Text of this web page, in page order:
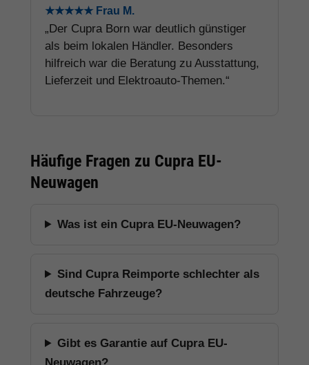
★★★★★ Frau M.
„Der Cupra Born war deutlich günstiger
als beim lokalen Händler. Besonders
hilfreich war die Beratung zu Ausstattung,
Lieferzeit und Elektroauto-Themen.“
Häufige Fragen zu Cupra EU-
Neuwagen
Was ist ein Cupra EU-Neuwagen?
Sind Cupra Reimporte schlechter als
deutsche Fahrzeuge?
Gibt es Garantie auf Cupra EU-